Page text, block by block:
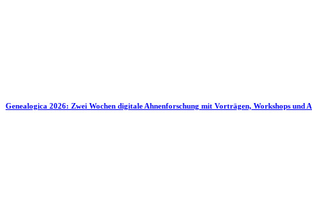
Genealogica 2026: Zwei Wochen digitale Ahnenforschung mit Vorträgen, Workshops und